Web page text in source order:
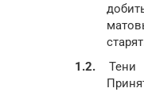
Тени